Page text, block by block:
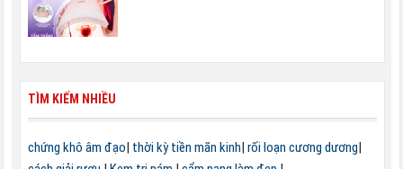
TÌM KIẾM NHIỀU
chứng khô âm đạo| thời kỳ tiền mãn kinh| rối loạn cương dương|